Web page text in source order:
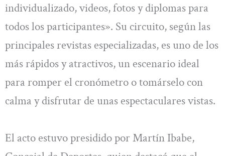
individualizado, videos, fotos y diplomas para
todos los participantes». Su circuito, según las
principales revistas especializadas, es uno de los
más rápidos y atractivos, un escenario ideal
para romper el cronómetro o tomárselo con
calma y disfrutar de unas espectaculares vistas.
El acto estuvo presidido por Martín Ibabe,